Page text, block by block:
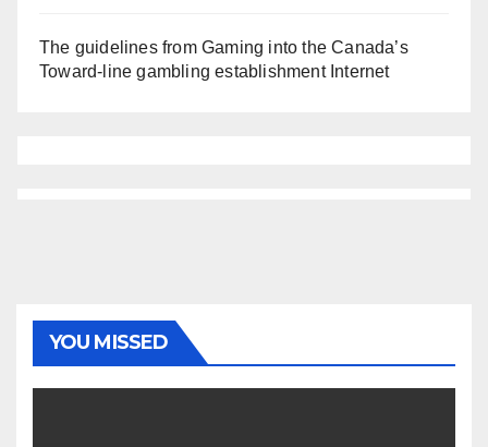
The guidelines from Gaming into the Canada’s
Toward-line gambling establishment Internet
YOU MISSED